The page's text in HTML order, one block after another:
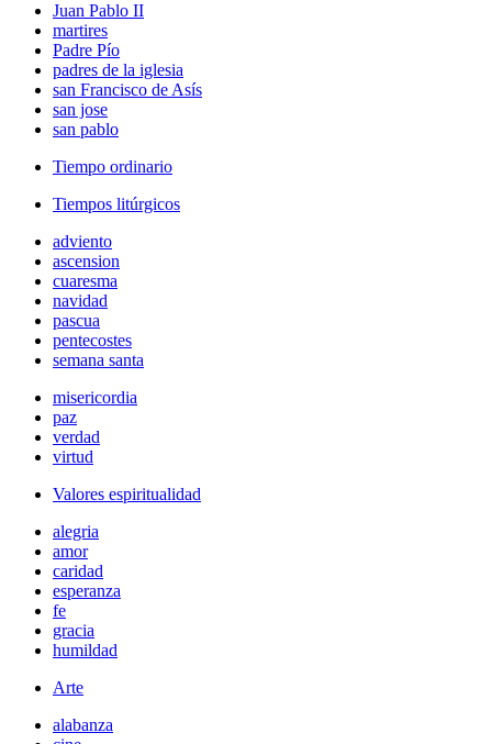
Juan Pablo II
martires
Padre Pío
padres de la iglesia
san Francisco de Asís
san jose
san pablo
Tiempo ordinario
Tiempos litúrgicos
adviento
ascension
cuaresma
navidad
pascua
pentecostes
semana santa
misericordia
paz
verdad
virtud
Valores espiritualidad
alegria
amor
caridad
esperanza
fe
gracia
humildad
Arte
alabanza